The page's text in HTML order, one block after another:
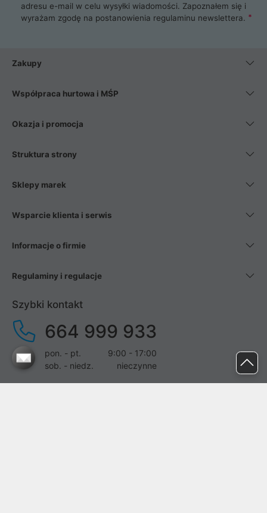
adresu e-mail w celu wysyłki wiadomości. Zapoznałem się i
wyrażam zgodę na postanowienia regulaminu newslettera.
Zakupy
Współpraca hurtowa i MŚP
Okazja i promocja
Struktura strony
Sklepy marek
Wsparcie klienta i serwis
Informacje o firmie
Regulaminy i regulacje
Szybki kontakt
664 999 933
pon. - pt.
9:00 - 17:00
sob. - niedz.
nieczynne